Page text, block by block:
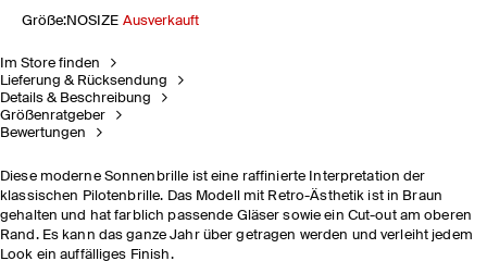
Größe:NOSIZE Ausverkauft
Im Store finden
Lieferung & Rücksendung
Details & Beschreibung
Größenratgeber
Bewertungen
Diese moderne Sonnenbrille ist eine raffinierte Interpretation der
klassischen Pilotenbrille. Das Modell mit Retro-Ästhetik ist in Braun
gehalten und hat farblich passende Gläser sowie ein Cut-out am oberen
Rand. Es kann das ganze Jahr über getragen werden und verleiht jedem
Look ein auffälliges Finish.